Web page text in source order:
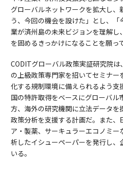
グローバルネットワークを拡大し、
う、今回の機会を設けた」とし、
業が済州島の未来ビジョンを理解
を固めるきっかけになることを願っ
CODITグローバル政策実証研究院
の上級政策専門家を招いてセミナー
化する規制環境に備えられるよう支
国の特許取得をベースにグローバ
方、海外の研究機関に立法データ
政策分析を支援する計画だ。また、
ア・製薬、サーキュラーエコノミ
析したイシューペーパーを発行し、
いる。